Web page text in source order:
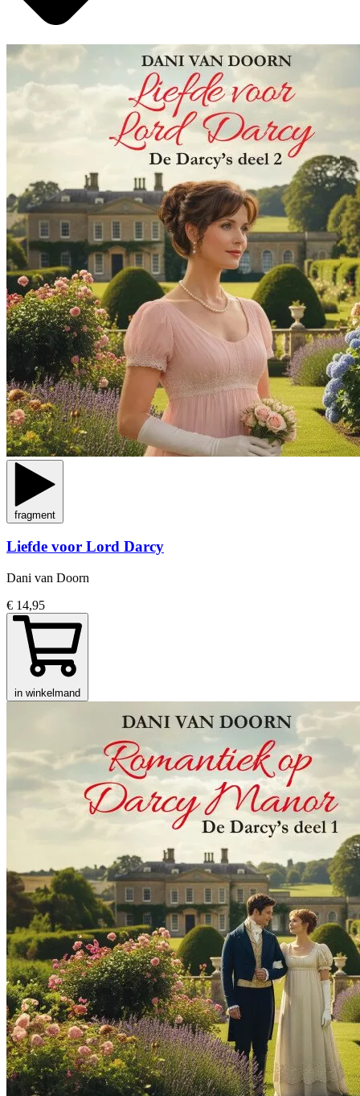
fragment
Liefde voor Lord Darcy
Dani van Doorn
€ 14,95
in winkelmand